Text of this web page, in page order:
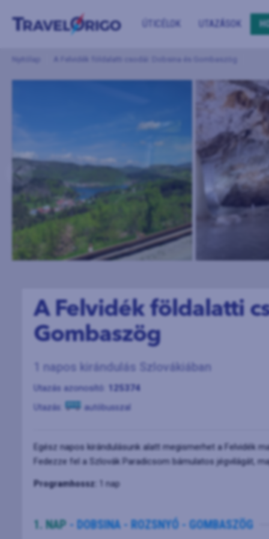
A Felvidék földalatti
Gombaszög
1 napos kirándulás Szlovákiában
Utazás azonosító: 125374
Utazás: autóbusszal
Egész napos kirándulásunk alatt megismerhet a Felvidék
Fedezze fel a Szlovák Paradicsom bámulatos jégvilágát,
Programhossz: 1 nap
1. NAP - DOBSINA - ROZSNYÓ - GOMBASZÖG
ÚTICÉLOK UTAZÁSOK